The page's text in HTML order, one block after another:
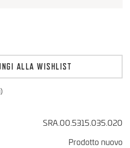
SRA.00.5315.035.020
Prodotto nuovo
ALLA WISHLIST